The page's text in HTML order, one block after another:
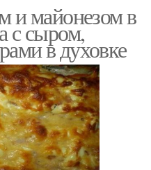
и майонезом в
с сыром,
в духовке